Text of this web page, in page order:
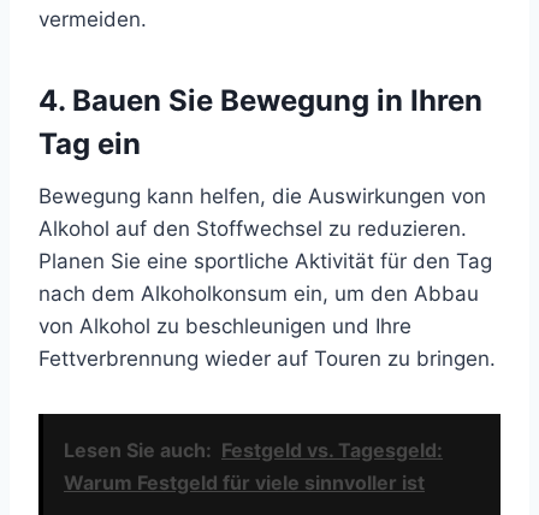
vermeiden.
4. Bauen Sie Bewegung in Ihren
Tag ein
Bewegung kann helfen, die Auswirkungen von
Alkohol auf den Stoffwechsel zu reduzieren.
Planen Sie eine sportliche Aktivität für den Tag
nach dem Alkoholkonsum ein, um den Abbau
von Alkohol zu beschleunigen und Ihre
Fettverbrennung wieder auf Touren zu bringen.
Lesen Sie auch: Festgeld vs. Tagesgeld:
Warum Festgeld für viele sinnvoller ist